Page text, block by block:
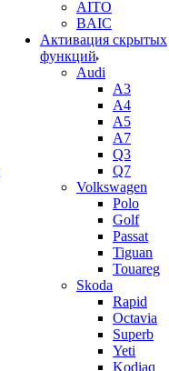
AITO
BAIC
Активация скрытых
функций
Audi
A3
A4
A5
A7
Q3
Q7
Volkswagen
Polo
Golf
Passat
Tiguan
Touareg
Skoda
Rapid
Octavia
Superb
Yeti
Kodiaq